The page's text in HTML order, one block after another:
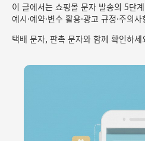
이 글에서는 쇼핑몰 문자 발송의 5단
예시·예약·변수 활용·광고 규정·주의
택배 문자, 판촉 문자와 함께 확인하세